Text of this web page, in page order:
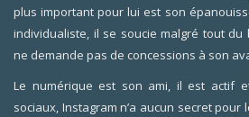
plus important pour lui est son
individualiste, il se soucie malgré tout du
ne demande pas de concessions à son
Le numérique est son ami, il est actif
sociaux, Instagram n’a aucun secret pour